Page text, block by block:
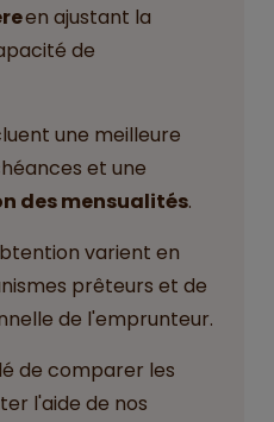
en ajustant la
de
une meilleure
et une
des mensualités.
varient en
prêteurs et de
de l'emprunteur.
de comparer les
l'aide de nos